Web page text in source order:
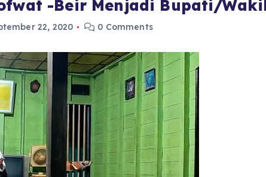
-Beir Menjadi Bupati/
22, 2020 0 Comments